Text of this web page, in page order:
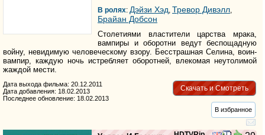
В ролях: Дэйзи Хэд, Тревор Дивэлл,
Брайан Добсон
Столетиями властители царства мрака,
вампиры и оборотни ведут беспощадную
войну, невидимую человеческому взору. Бесстрашная Селина, воин-
вампир, каждую ночь истребляет оборотней, влекомая неутолимой
жаждой мести.
Скачать и Смотреть
Дата выхода фильма: 20.12.2011
Дата добавления: 18.02.2013
Последнее обновление: 18.02.2013
В избранное